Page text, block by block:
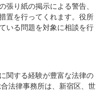
張り紙の掲示による警告、
置を行ってくれます。役所
いる問題を対象に相談を行
関する経験が豊富な法律の
法律事務所は、新宿区、世